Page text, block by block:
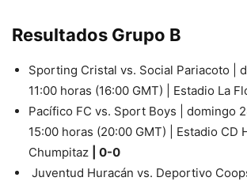
Resultados Grupo B
Sporting Cristal vs. Social Pariacoto |
11:00 horas (16:00 GMT) | Estadio La
Pacífico FC vs. Sport Boys | domingo
15:00 horas (20:00 GMT) | Estadio CD
Chumpitaz
| 0-0
Juventud Huracán vs. Deportivo